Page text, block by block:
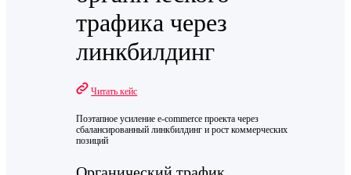
трафика через
линкбилдинг
Читать кейс
Поэтапное усиление e-commerce проекта через
сбалансированный линкбилдинг и рост коммерческих
позиций